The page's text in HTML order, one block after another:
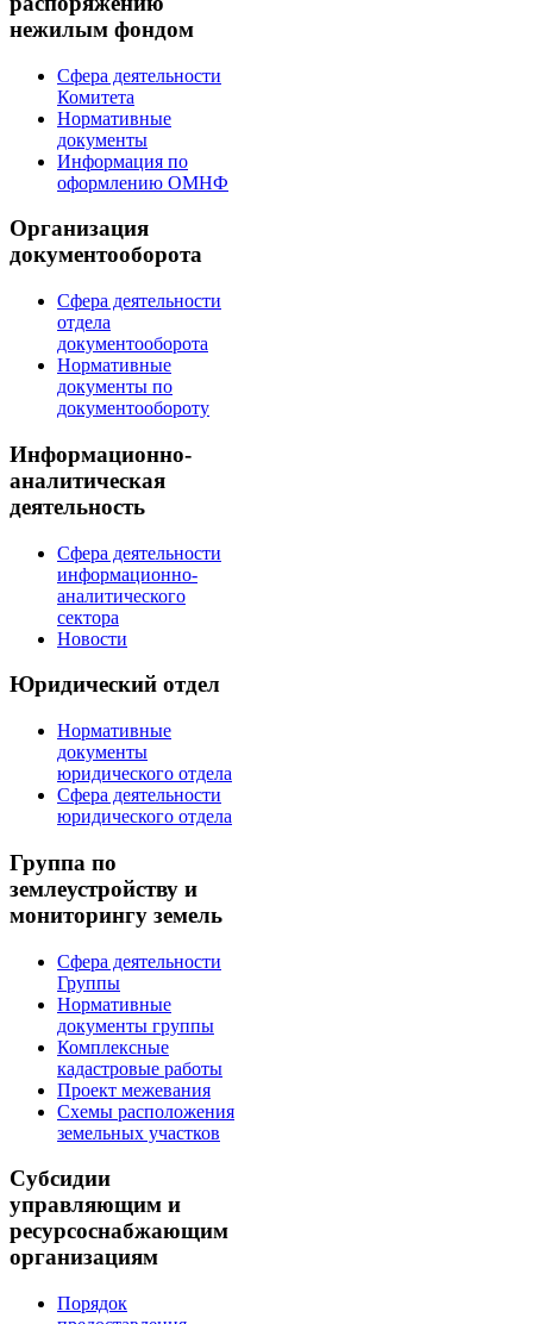
нежилым фондом
Сфера деятельности
Комитета
Нормативные
документы
Информация по
оформлению ОМНФ
Организация
документооборота
Сфера деятельности
отдела
документооборота
Нормативные
документы по
документообороту
Информационно-
аналитическая
деятельность
Сфера деятельности
информационно-
аналитического
сектора
Новости
Юридический отдел
Нормативные
документы
юридического отдела
Сфера деятельности
юридического отдела
Группа по
землеустройству и
мониторингу земель
Сфера деятельности
Группы
Нормативные
документы группы
Комплексные
кадастровые работы
Проект межевания
Схемы расположения
земельных участков
Субсидии
управляющим и
ресурсоснабжающим
организациям
Порядок